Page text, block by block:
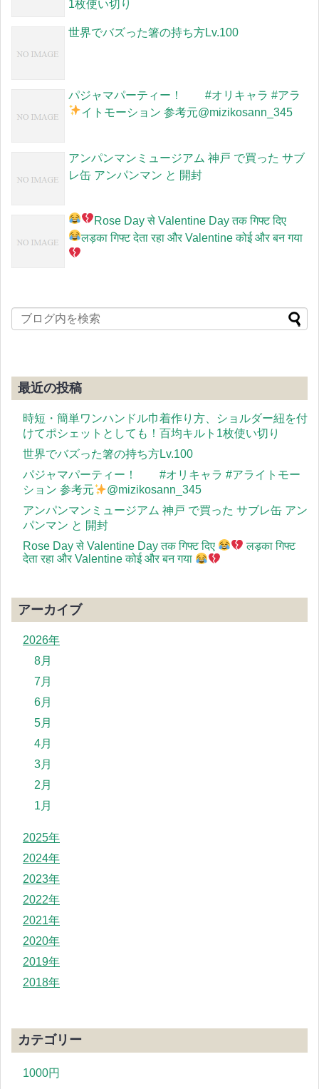
1枚使い切り
世界でバズった箸の持ち方Lv.100
パジャマパーティー！ #オリキャラ #アラ
イトモーション 参考元@mizikosann_345
アンパンマンミュージアム 神戸 で買った サブ
レ缶 アンパンマン と 開封
Rose Day से Valentine Day तक गिफ्ट दिए
लड़का गिफ्ट देता रहा और Valentine कोई और बन गया
最近の投稿
時短・簡単ワンハンドル巾着作り方、ショルダー紐を付
けてポシェットとしても！百均キルト1枚使い切り
世界でバズった箸の持ち方Lv.100
パジャマパーティー！ #オリキャラ #アライトモー
ション 参考元
@mizikosann_345
アンパンマンミュージアム 神戸 で買った サブレ缶 アン
パンマン と 開封
Rose Day से Valentine Day तक गिफ्ट दिए
लड़का गिफ्ट
देता रहा और Valentine कोई और बन गया
アーカイブ
2026年
8月
7月
6月
5月
4月
3月
2月
1月
2025年
2024年
2023年
2022年
2021年
2020年
2019年
2018年
カテゴリー
1000円